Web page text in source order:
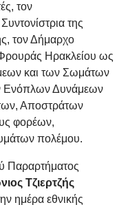
τον
της
τον Δήμαρχο
Ηρακλείου ως
και των Σωμάτων
Ενόπλων Δυνάμεων
Αποστράτων
φορέων,
πολέμου.
Παραρτήματος
Τζιερτζής
ημέρα εθνικής